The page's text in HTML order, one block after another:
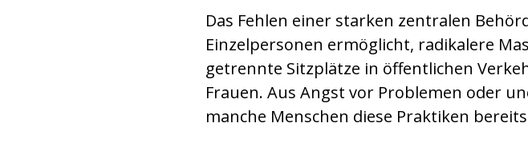
Das Fehlen einer starken zentralen
Einzelpersonen ermöglicht, radikalere
getrennte Sitzplätze in öffentlichen
Frauen. Aus Angst vor Problemen oder
manche Menschen diese Praktiken